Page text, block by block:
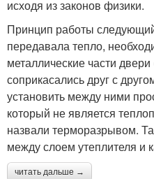
исходя из законов физики.
Принцип работы
передавала тепло,
металлические части
соприкасались друг с
установить между ними
который не является
назвали терморазрывом.
между слоем утеплителя и
читать дальше →